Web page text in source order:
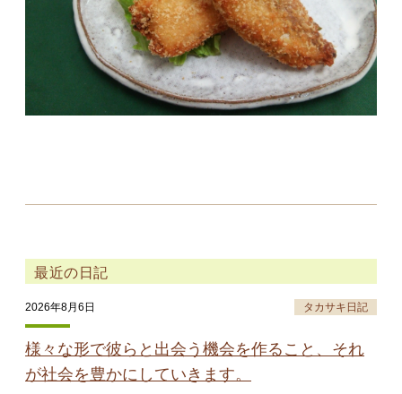
最近の日記
2026年8月6日 タカサキ日記
様々な形で彼らと出会う機会を作ること、それ
が社会を豊かにしていきます。